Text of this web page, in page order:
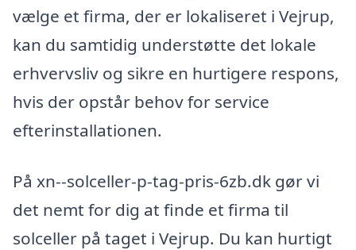
vælge et firma, der er lokaliseret i Vejrup,
kan du samtidig understøtte det lokale
erhvervsliv og sikre en hurtigere respons,
hvis der opstår behov for service
efterinstallationen.
På xn--solceller-p-tag-pris-6zb.dk gør vi
det nemt for dig at finde et firma til
solceller på taget i Vejrup. Du kan hurtigt